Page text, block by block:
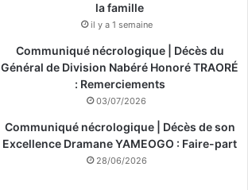
la famille
il y a 1 semaine
Communiqué nécrologique | Décès du
Général de Division Nabéré Honoré TRAORÉ
: Remerciements
03/07/2026
Communiqué nécrologique | Décès de son
Excellence Dramane YAMEOGO : Faire-part
28/06/2026